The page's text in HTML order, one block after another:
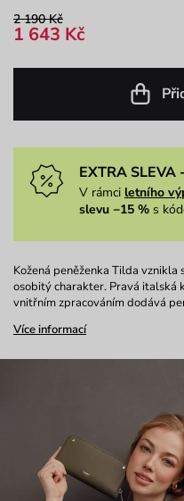
2 190 Kč
1 643 Kč
EXTRA SLEVA
V rámci letního
slevu −15 % s
Kožená peněženka Tilda
osobitý charakter. Pravá italská
vnitřním zpracováním dodává
Více informací